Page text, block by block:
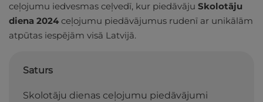
ceļojumu iedvesmas ceļvedī, kur piedāvāju Skolotāju
diena 2024 ceļojumu piedāvājumus rudenī ar unikālām
atpūtas iespējām visā Latvijā.
Saturs
Skolotāju dienas ceļojumu piedāvājumi